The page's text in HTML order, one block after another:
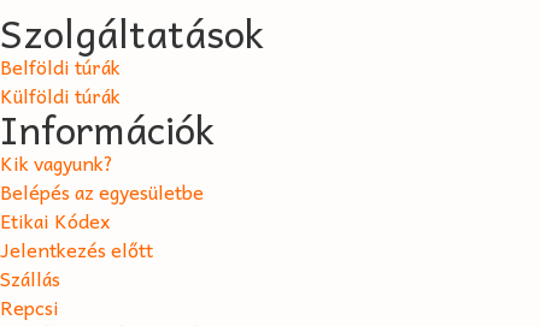
Szolgáltatások
Belföldi túrák
Külföldi túrák
Információk
Kik vagyunk?
Belépés az egyesületbe
Etikai Kódex
Jelentkezés előtt
Szállás
Repcsi